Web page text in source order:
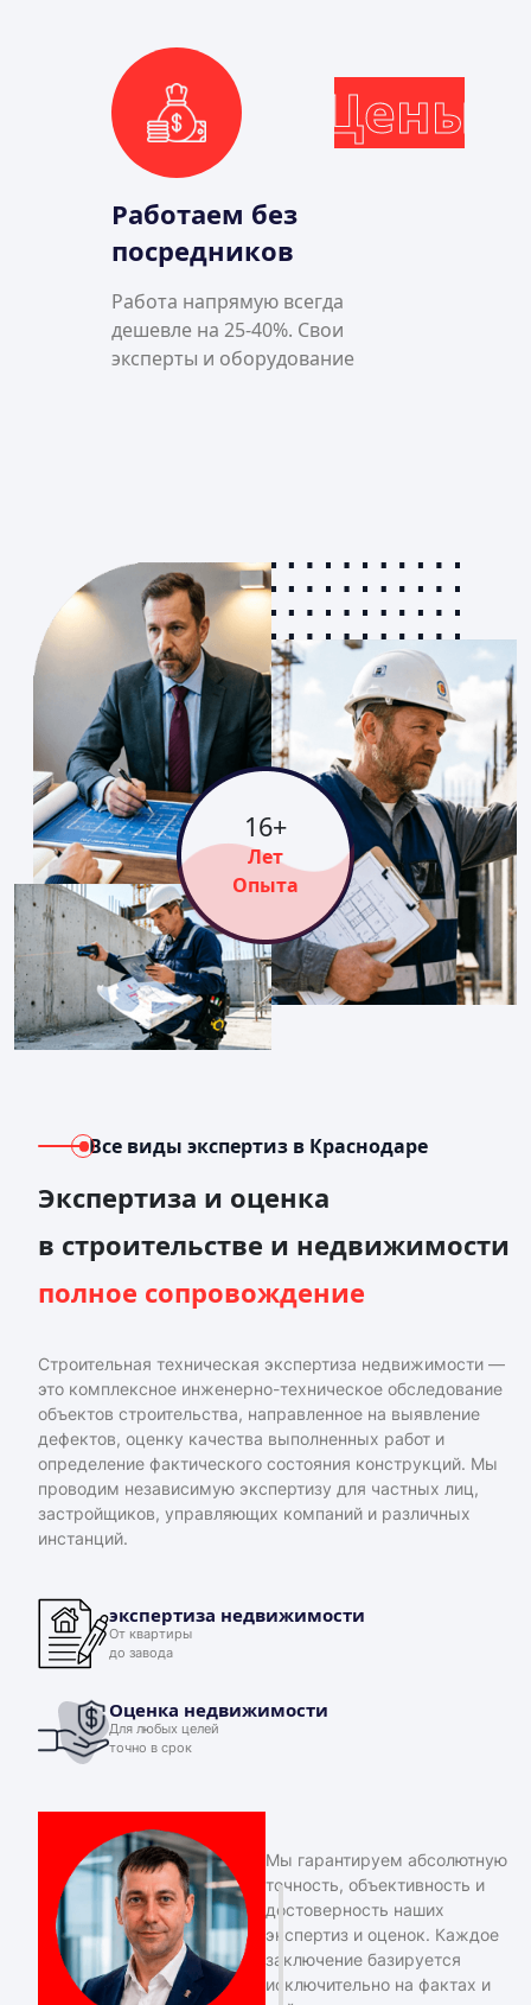
Цены
Работаем без
посредников
Работа напрямую всегда
дешевле на 25-40%. Свои
эксперты и оборудование
16+
Лет
Опыта
Все виды экспертиз в Краснодаре
Экспертиза и оценка
в строительстве и недвижимости
полное сопровождение
Строительная техническая экспертиза недвижимости —
это комплексное инженерно-техническое обследование
объектов строительства, направленное на выявление
дефектов, оценку качества выполненных работ и
определение фактического состояния конструкций. Мы
проводим независимую экспертизу для частных лиц,
застройщиков, управляющих компаний и различных
инстанций.
экспертиза недвижимости
От квартиры
до завода
Оценка недвижимости
Для любых целей
точно в срок
Мы гарантируем абсолютную
точность, объективность и
достоверность наших
экспертиз и оценок. Каждое
заключение базируется
исключительно на фактах и